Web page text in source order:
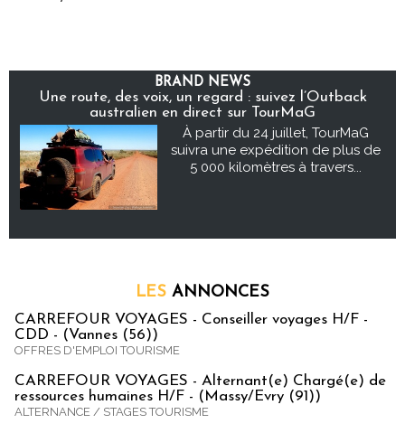
BRAND NEWS
Une route, des voix, un regard : suivez l’Outback
australien en direct sur TourMaG
À partir du 24 juillet, TourMaG
suivra une expédition de plus de
5 000 kilomètres à travers...
LES ANNONCES
CARREFOUR VOYAGES - Conseiller voyages H/F -
CDD - (Vannes (56))
OFFRES D'EMPLOI TOURISME
CARREFOUR VOYAGES - Alternant(e) Chargé(e) de
ressources humaines H/F - (Massy/Evry (91))
ALTERNANCE / STAGES TOURISME